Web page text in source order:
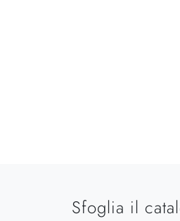
Sfoglia il